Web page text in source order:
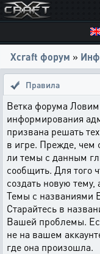
Xcraft форум »
Правила
Ветка форума
информирования
призвана решать
в игре. Прежде, чем
ли темы с данным
сообщить. Для того
создать новую
Темы с названиями
Старайтесь в
Вашей проблемы.
не на вашем
где она произошла.